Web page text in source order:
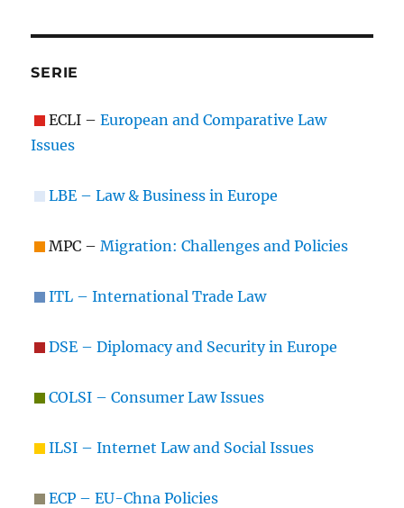
SERIE
ECLI –European and Comparative Law
Issues
LBE – Law & Business in Europe
MPC –Migration: Challenges and Policies
ITL – International Trade Law
DSE – Diplomacy and Security in Europe
COLSI – Consumer Law Issues
ILSI – Internet Law and Social Issues
ECP – EU-Chna Policies